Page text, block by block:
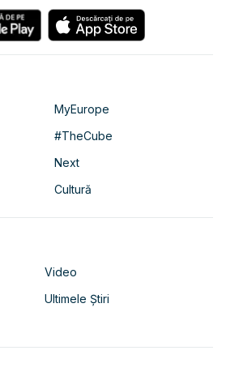
MyEurope
#TheCube
Next
Cultură
Video
Ultimele Știri